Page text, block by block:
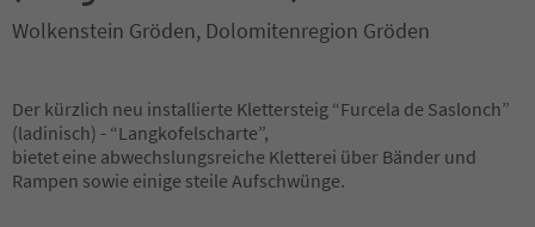
Wolkenstein Gröden, Dolomitenregion Gröden
Der kürzlich neu installierte Klettersteig “Furcela de Saslonch”
(ladinisch) - “Langkofelscharte”,
bietet eine abwechslungsreiche Kletterei über Bänder und
Rampen sowie einige steile Aufschwünge.